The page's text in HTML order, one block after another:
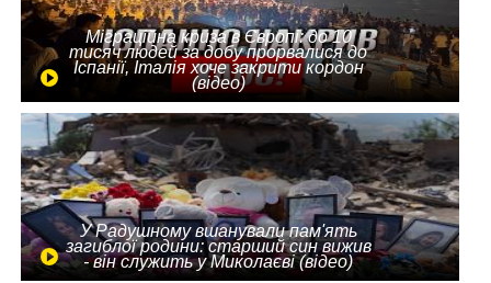
Міграційна криза в Європі: до 10
тисяч людей за добу прорвалися до
Іспанії, Італія хоче закрити кордон
(відео)
У Радушному вшанували пам'ять
загиблої родини: старший син вижив
- він служить у Миколаєві (відео)